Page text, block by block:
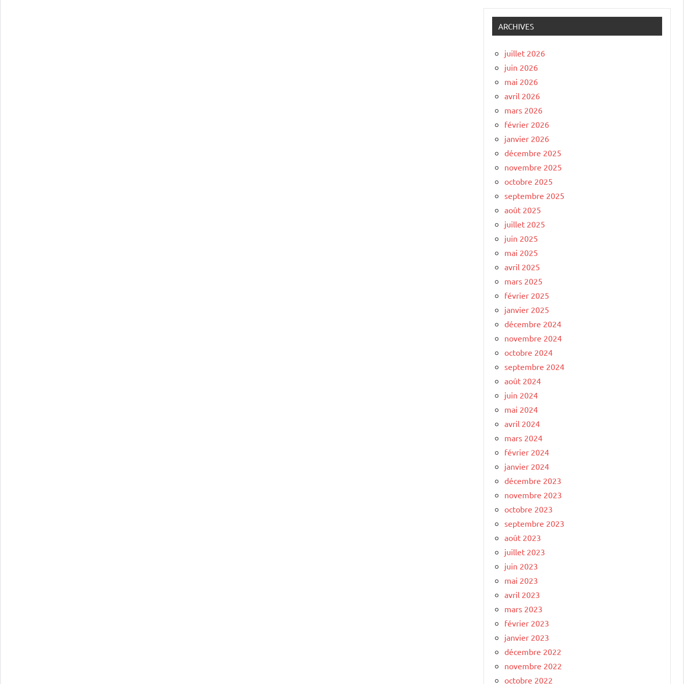
ARCHIVES
juillet 2026
juin 2026
mai 2026
avril 2026
mars 2026
février 2026
janvier 2026
décembre 2025
novembre 2025
octobre 2025
septembre 2025
août 2025
juillet 2025
juin 2025
mai 2025
avril 2025
mars 2025
février 2025
janvier 2025
décembre 2024
novembre 2024
octobre 2024
septembre 2024
août 2024
juin 2024
mai 2024
avril 2024
mars 2024
février 2024
janvier 2024
décembre 2023
novembre 2023
octobre 2023
septembre 2023
août 2023
juillet 2023
juin 2023
mai 2023
avril 2023
mars 2023
février 2023
janvier 2023
décembre 2022
novembre 2022
octobre 2022